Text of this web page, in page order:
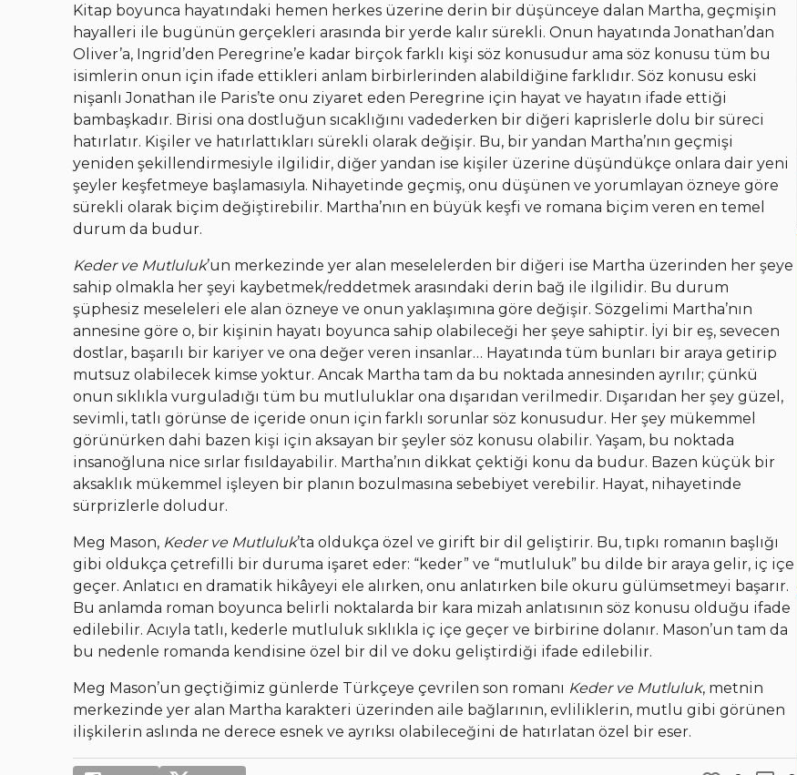
Kitap boyunca hayatındaki hemen herkes üzerine derin bir düşünceye dalan Martha, geçmişin
hayalleri ile bugünün gerçekleri arasında bir yerde kalır sürekli. Onun hayatında Jonathan’dan
Oliver’a, Ingrid’den Peregrine’e kadar birçok farklı kişi söz konusudur ama söz konusu tüm bu
isimlerin onun için ifade ettikleri anlam birbirlerinden alabildiğine farklıdır. Söz konusu eski
nişanlı Jonathan ile Paris’te onu ziyaret eden Peregrine için hayat ve hayatın ifade ettiği
bambaşkadır. Birisi ona dostluğun sıcaklığını vadederken bir diğeri kaprislerle dolu bir süreci
hatırlatır. Kişiler ve hatırlattıkları sürekli olarak değişir. Bu, bir yandan Martha’nın geçmişi
yeniden şekillendirmesiyle ilgilidir, diğer yandan ise kişiler üzerine düşündükçe onlara dair yeni
şeyler keşfetmeye başlamasıyla. Nihayetinde geçmiş, onu düşünen ve yorumlayan özneye göre
sürekli olarak biçim değiştirebilir. Martha’nın en büyük keşfi ve romana biçim veren en temel
durum da budur.
Keder ve Mutluluk’un merkezinde yer alan meselelerden bir diğeri ise Martha üzerinden her şeye
sahip olmakla her şeyi kaybetmek/reddetmek arasındaki derin bağ ile ilgilidir. Bu durum
şüphesiz meseleleri ele alan özneye ve onun yaklaşımına göre değişir. Sözgelimi Martha’nın
annesine göre o, bir kişinin hayatı boyunca sahip olabileceği her şeye sahiptir. İyi bir eş, sevecen
dostlar, başarılı bir kariyer ve ona değer veren insanlar… Hayatında tüm bunları bir araya getirip
mutsuz olabilecek kimse yoktur. Ancak Martha tam da bu noktada annesinden ayrılır; çünkü
onun sıklıkla vurguladığı tüm bu mutluluklar ona dışarıdan verilmedir. Dışarıdan her şey güzel,
sevimli, tatlı görünse de içeride onun için farklı sorunlar söz konusudur. Her şey mükemmel
görünürken dahi bazen kişi için aksayan bir şeyler söz konusu olabilir. Yaşam, bu noktada
insanoğluna nice sırlar fısıldayabilir. Martha’nın dikkat çektiği konu da budur. Bazen küçük bir
aksaklık mükemmel işleyen bir planın bozulmasına sebebiyet verebilir. Hayat, nihayetinde
sürprizlerle doludur.
Meg Mason, Keder ve Mutluluk’ta oldukça özel ve girift bir dil geliştirir. Bu, tıpkı romanın başlığı
gibi oldukça çetrefilli bir duruma işaret eder: “keder” ve “mutluluk” bu dilde bir araya gelir, iç içe
geçer. Anlatıcı en dramatik hikâyeyi ele alırken, onu anlatırken bile okuru gülümsetmeyi başarır.
Bu anlamda roman boyunca belirli noktalarda bir kara mizah anlatısının söz konusu olduğu ifade
edilebilir. Acıyla tatlı, kederle mutluluk sıklıkla iç içe geçer ve birbirine dolanır. Mason’un tam da
bu nedenle romanda kendisine özel bir dil ve doku geliştirdiği ifade edilebilir.
Meg Mason’un geçtiğimiz günlerde Türkçeye çevrilen son romanı Keder ve Mutluluk, metnin
merkezinde yer alan Martha karakteri üzerinden aile bağlarının, evliliklerin, mutlu gibi görünen
ilişkilerin aslında ne derece esnek ve ayrıksı olabileceğini de hatırlatan özel bir eser.